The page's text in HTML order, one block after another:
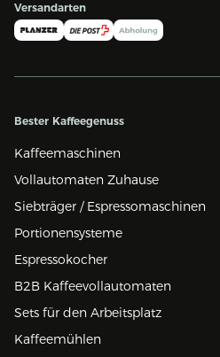
Versandarten
Bester Kaffeegenuss
Kaffeemaschinen
Vollautomaten Zuhause
Siebträger / Espressomaschinen
Portionensysteme
Espressokocher
B2B Kaffeevollautomaten
Sets für den Arbeitsplatz
Kaffeemühlen